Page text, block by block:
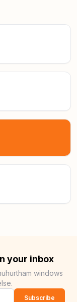
your inbox
windows
Subscribe